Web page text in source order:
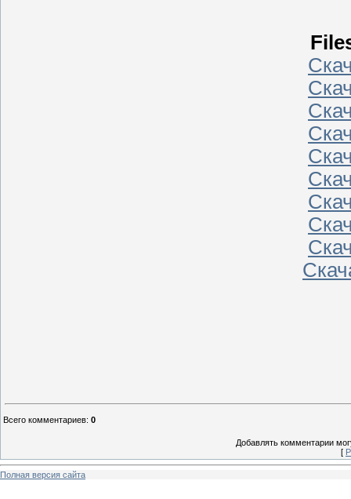
Всего комментариев: 0
Добавлять комментарии
[
Полная версия сайта